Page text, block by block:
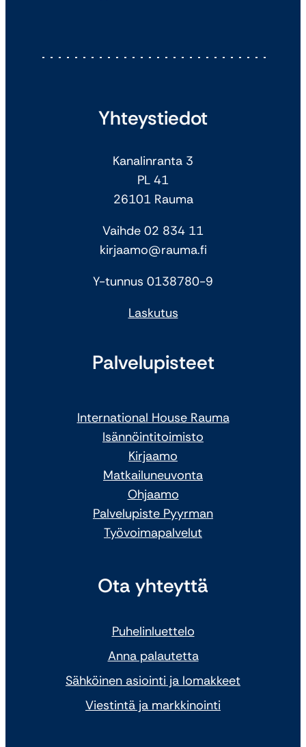
Yhteystiedot
Kanalinranta 3
PL 41
26101 Rauma
Vaihde 02 834 11
kirjaamo@rauma.fi
Y-tunnus 0138780-9
Laskutus
Palvelupisteet
International House Rauma
Isännöintitoimisto
Kirjaamo
Matkailuneuvonta
Ohjaamo
Palvelupiste Pyyrman
Työvoimapalvelut
Ota yhteyttä
Puhelinluettelo
Anna palautetta
Sähköinen asiointi ja lomakkeet
Viestintä ja markkinointi